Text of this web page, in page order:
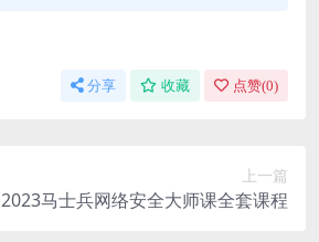
分享 收藏 点赞(0)
上一篇
2023马士兵网络安全大师课全套课程